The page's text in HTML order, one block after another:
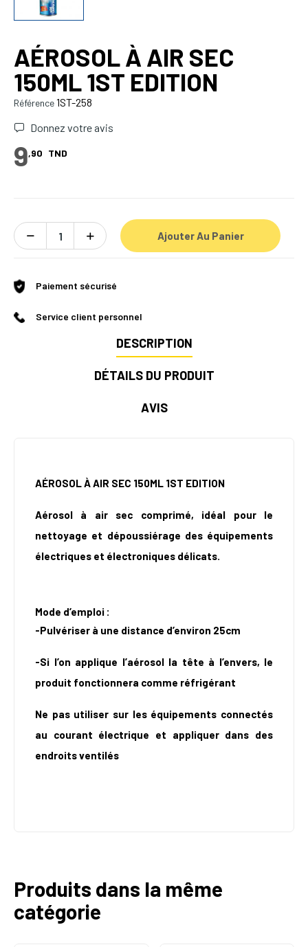
AÉROSOL À AIR SEC
150ML 1ST EDITION
Référence1ST-258
Donnez votre avis
9,90 TND
Ajouter Au Panier
Paiement sécurisé
Service client personnel
DESCRIPTION
DÉTAILS DU PRODUIT
AVIS
AÉROSOL À AIR SEC 150ML 1ST EDITION
Aérosol à air sec comprimé, idéal pour le
nettoyage et dépoussiérage des équipements
électriques et électroniques délicats.
Mode d’emploi :
-Pulvériser à une distance d’environ 25cm
-Si l’on applique l’aérosol la tête à l’envers, le
produit fonctionnera comme réfrigérant
Ne pas utiliser sur les équipements connectés
au courant électrique et appliquer dans des
endroits ventilés
Produits dans la même
catégorie